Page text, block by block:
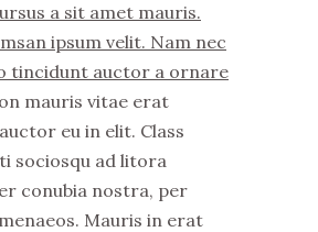
a sit amet mauris.
ipsum velit. Nam nec
tincidunt auctor a ornare
mauris vitae erat
eu in elit. Class
sociosqu ad litora
conubia nostra, per
Mauris in erat